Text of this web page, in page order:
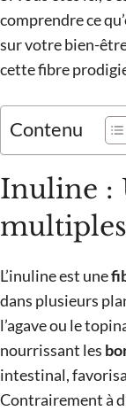
comprendre ce
sur votre bien-
cette fibre
Contenu
Inuline :
L’inuline est une
dans plusieurs
l’agave ou le
nourrissant les
intestinal,
Contrairement à